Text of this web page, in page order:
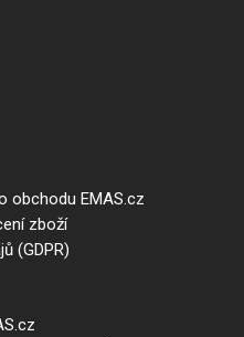
obchodu EMAS.cz
zboží
(GDPR)